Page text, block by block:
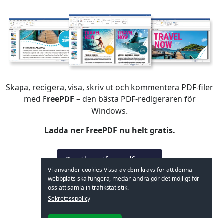
Skapa, redigera, visa, skriv ut och kommentera PDF-filer
med FreePDF – den bästa PDF-redigeraren för
Windows.
Ladda ner FreePDF nu helt gratis.
Besök getfreepdf.com
Vi använder cookies Vissa av dem krävs för att denna
webbplats ska fungera, medan andra gör det möjligt för
oss att samla in trafikstatistik.
Sekretesspolicy